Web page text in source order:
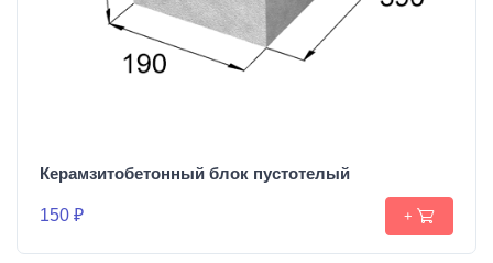
Керамзитобетонный блок пустотелый
150 ₽ +